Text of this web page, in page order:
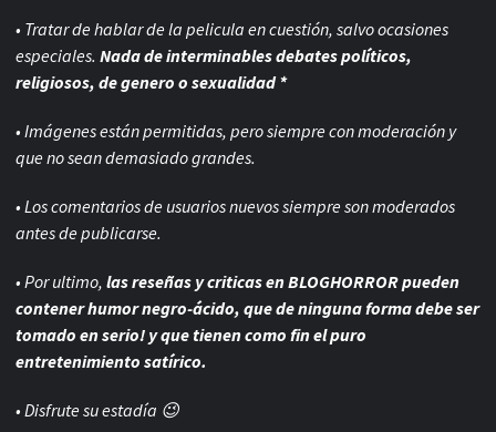
• Tratar de hablar de la pelicula en cuestión, salvo ocasiones
especiales. Nada de interminables debates políticos,
religiosos, de genero o sexualidad *
• Imágenes están permitidas, pero siempre conmoderación y
que no sean demasiado grandes.
• Los comentarios de usuarios nuevos siempre son moderados
antes de publicarse.
• Por ultimo, las reseñas y criticas en BLOGHORROR pueden
contener humor negro-ácido, que de ninguna forma debe ser
tomado en serio! y que tienen como fin el puro
entretenimiento satírico.
• Disfrute su estadía 😉